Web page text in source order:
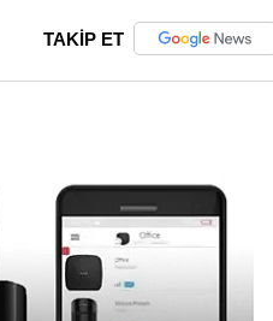
TAKİP ET